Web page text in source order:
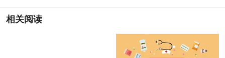
相关阅读